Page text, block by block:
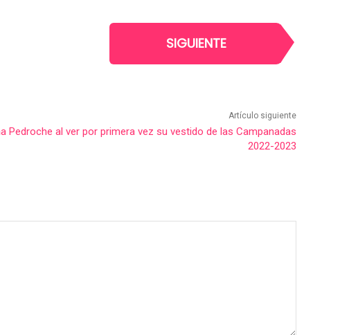
SIGUIENTE
Artículo siguiente
Pedroche al ver por primera vez su vestido de las Campanadas
2022-2023